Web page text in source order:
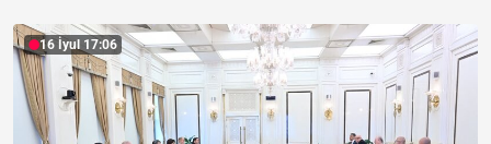
16 İyul 17:06